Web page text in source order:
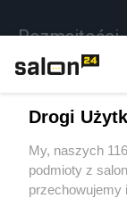
Rozmaitości
Sport
Drogi
My, naszych
podmioty z
przechowujemy